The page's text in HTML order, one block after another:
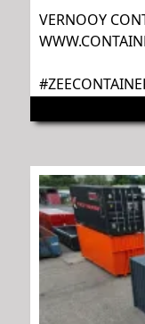
VERNOOY